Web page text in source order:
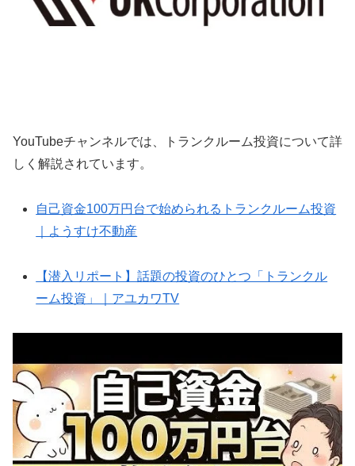
YouTubeチャンネルでは、トランクルーム投資について詳
しく解説されています。
自己資金100万円台で始められるトランクルーム投資
｜ようすけ不動産
【潜入リポート】話題の投資のひとつ「トランクル
ーム投資」｜アユカワTV